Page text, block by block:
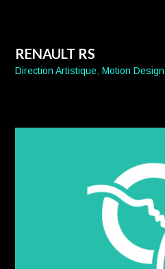
RENAULT RS
Direction Artistique,Motion Design